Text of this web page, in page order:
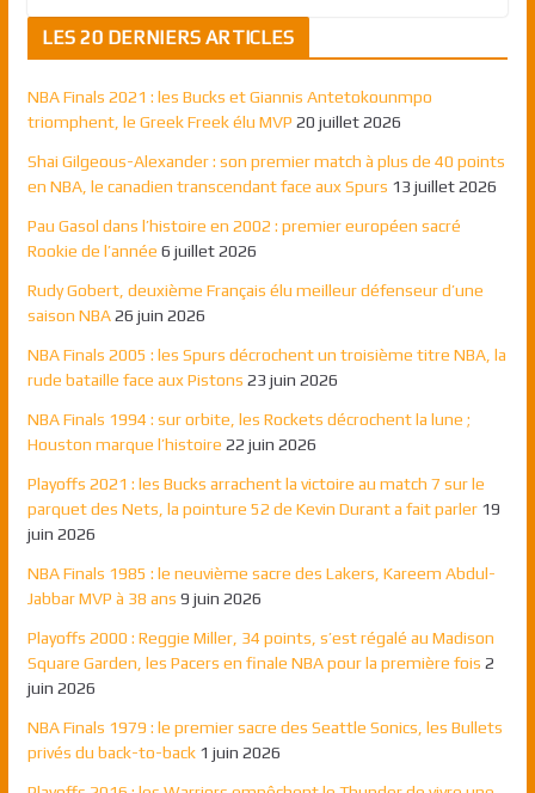
LES 20 DERNIERS ARTICLES
NBA Finals 2021 : les Bucks et Giannis Antetokounmpo
triomphent, le Greek Freek élu MVP 20 juillet 2026
Shai Gilgeous-Alexander : son premier match à plus de 40 points
en NBA, le canadien transcendant face aux Spurs 13 juillet 2026
Pau Gasol dans l’histoire en 2002 : premier européen sacré
Rookie de l’année 6 juillet 2026
Rudy Gobert, deuxième Français élu meilleur défenseur d’une
saison NBA 26 juin 2026
NBA Finals 2005 : les Spurs décrochent un troisième titre NBA, la
rude bataille face aux Pistons 23 juin 2026
NBA Finals 1994 : sur orbite, les Rockets décrochent la lune ;
Houston marque l’histoire 22 juin 2026
Playoffs 2021 : les Bucks arrachent la victoire au match 7 sur le
parquet des Nets, la pointure 52 de Kevin Durant a fait parler 19
juin 2026
NBA Finals 1985 : le neuvième sacre des Lakers, Kareem Abdul-
Jabbar MVP à 38 ans 9 juin 2026
Playoffs 2000 : Reggie Miller, 34 points, s’est régalé au Madison
Square Garden, les Pacers en finale NBA pour la première fois 2
juin 2026
NBA Finals 1979 : le premier sacre des Seattle Sonics, les Bullets
privés du back-to-back 1 juin 2026